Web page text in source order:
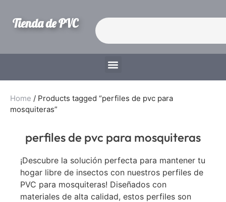
Tienda de PVC
Home / Products tagged “perfiles de pvc para
mosquiteras”
perfiles de pvc para mosquiteras
¡Descubre la solución perfecta para mantener tu
hogar libre de insectos con nuestros perfiles de
PVC para mosquiteras! Diseñados con
materiales de alta calidad, estos perfiles son